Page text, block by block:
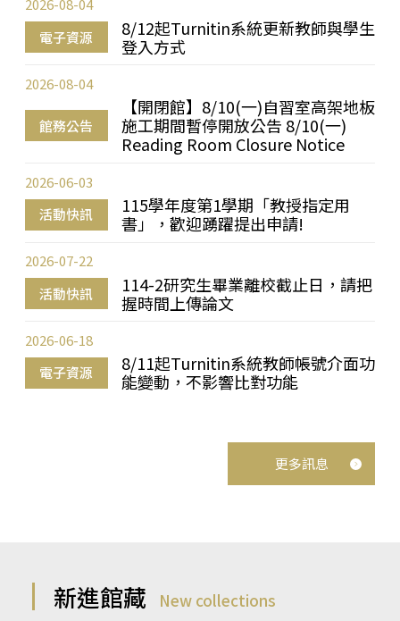
電子資源
8/12起Turnitin系統更新教師與學生
登入方式
2026-08-04
館務公告
【開閉館】8/10(一)自習室高架地板
施工期間暫停開放公告 8/10(一)
Reading Room Closure Notice
2026-08-04
活動快訊
115學年度第1學期「教授指定用
書」，歡迎踴躍提出申請!
2026-06-03
活動快訊
114-2研究生畢業離校截止日，請把
握時間上傳論文
2026-07-22
電子資源
8/11起Turnitin系統教師帳號介面功
能變動，不影響比對功能
2026-06-18
更多訊息
新進館藏 New collections